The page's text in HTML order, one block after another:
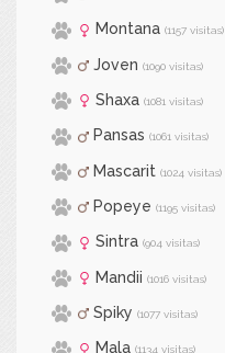
Montana (1157 visitas)
Joven (1090 visitas)
Shaxa (1081 visitas)
Pansas (1061 visitas)
Mascarit (1024 visitas)
Popeye (1195 visitas)
Sintra (904 visitas)
Mandii (1016 visitas)
Spiky (1077 visitas)
Mala (1134 visitas)